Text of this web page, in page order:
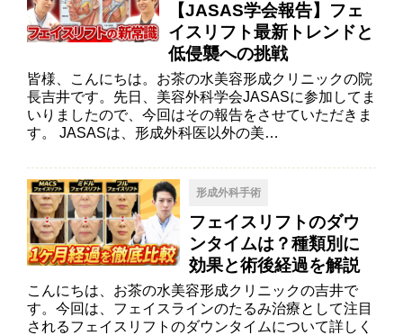
【JASAS学会報告】フェ
イスリフト最新トレンドと
低侵襲への挑戦
皆様、こんにちは。お茶の水美容形成クリニックの院
長吉井です。先日、美容外科学会JASASに参加してま
いりましたので、今回はその報告をさせていただきま
す。 JASASは、形成外科医以外の美…
形成外科手術
フェイスリフトのダウ
ンタイムは？種類別に
効果と術後経過を解説
こんにちは、お茶の水美容形成クリニックの吉井で
す。今回は、フェイスラインのたるみ治療として注目
されるフェイスリフトのダウンタイムについて詳しく